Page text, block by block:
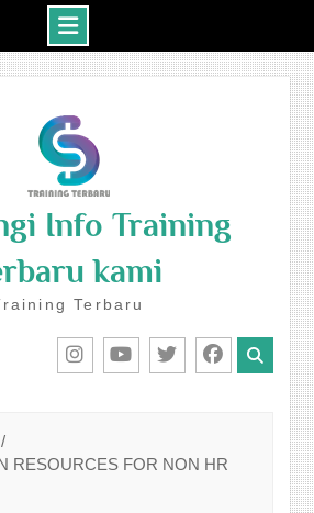
Info Training
kami
Terbaru
RESOURCES FOR NON HR